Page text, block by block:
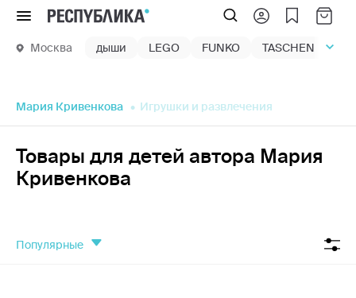
Меню
Москва дыши LEGO FUNKO TASCHEN
Мария Кривенкова Игрушки и развлечения
Товары для детей автора Мария
Кривенкова
популярные